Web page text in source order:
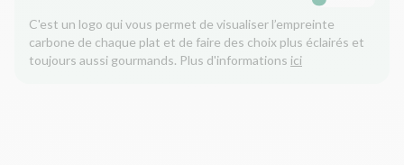
C'est un logo qui vous permet de visualiser l’empreinte
carbone de chaque plat et de faire des choix plus éclairés et
toujours aussi gourmands. Plus d'informations ici